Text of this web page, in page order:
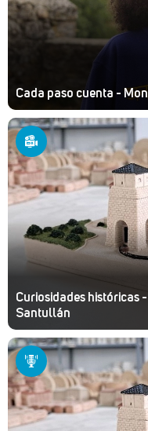
Cada paso cuenta -
Curiosidades históricas
Santullán